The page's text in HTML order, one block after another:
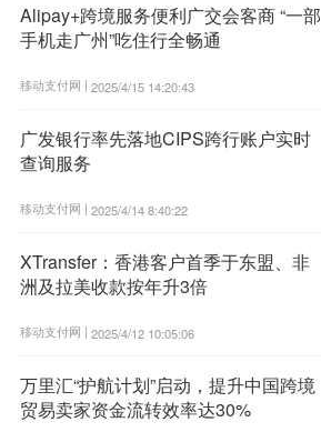
Alipay+跨境服务便利广交会客商 “一部
手机走广州”吃住行全畅通
移动支付网 | 2025/4/15 14:20:43
广发银行率先落地CIPS跨行账户实时
查询服务
移动支付网 | 2025/4/14 8:40:22
XTransfer：香港客户首季于东盟、非
洲及拉美收款按年升3倍
移动支付网 | 2025/4/12 10:05:06
万里汇“护航计划”启动，提升中国跨境
贸易卖家资金流转效率达30%